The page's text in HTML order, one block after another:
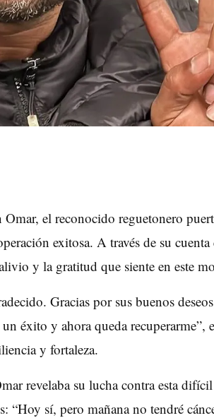
el reconocido reguetonero
exitosa. A través de su
y la gratitud que siente en este
Gracias por sus buenos
éxito y ahora queda recuperarme”,
y fortaleza.
revelaba su lucha contra esta
“Hoy sí, pero mañana no tendré